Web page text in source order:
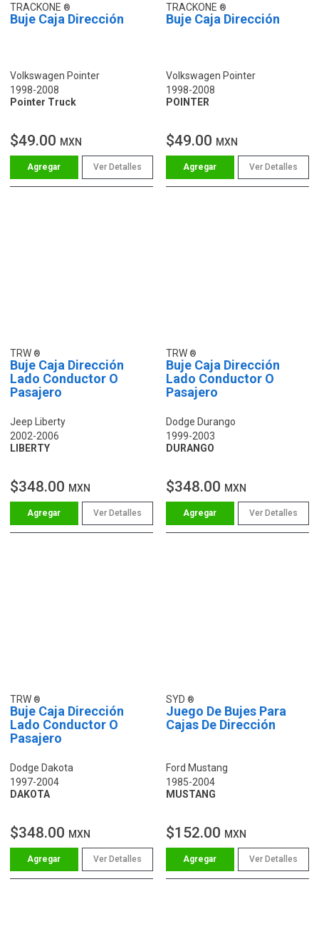
TRACKONE
Buje Caja Dirección
Volkswagen Pointer
1998-2008
Pointer Truck
$49.00 MXN
Ver Detalles
TRACKONE
Buje Caja Dirección
Volkswagen Pointer
1998-2008
POINTER
$49.00 MXN
Ver Detalles
TRW
Buje Caja Dirección
Lado Conductor O
Pasajero
Jeep Liberty
2002-2006
LIBERTY
$348.00 MXN
Ver Detalles
TRW
Buje Caja Dirección
Lado Conductor O
Pasajero
Dodge Durango
1999-2003
DURANGO
$348.00 MXN
Ver Detalles
TRW
Buje Caja Dirección
Lado Conductor O
Pasajero
Dodge Dakota
1997-2004
DAKOTA
$348.00 MXN
Ver Detalles
SYD
Juego De Bujes Para
Cajas De Dirección
Ford Mustang
1985-2004
MUSTANG
$152.00 MXN
Ver Detalles